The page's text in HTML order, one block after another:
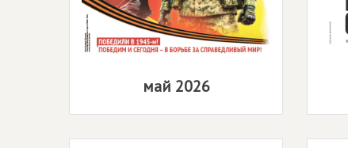
май 2026